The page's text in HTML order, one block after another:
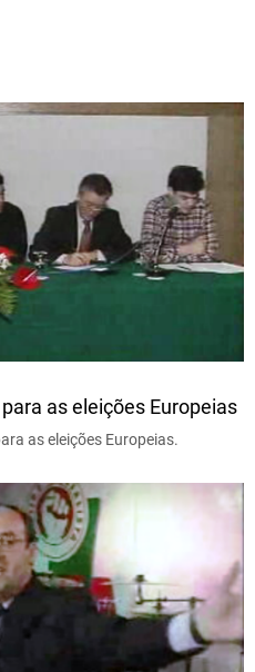
as eleições Europeias
as eleições Europeias.